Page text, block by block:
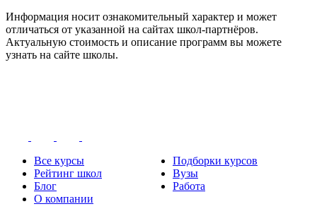
Информация носит ознакомительный характер и может
отличаться от указанной на сайтах школ-партнёров.
Актуальную стоимость и описание программ вы можете
узнать на сайте школы.
Все курсы
Подборки курсов
Рейтинг школ
Вузы
Блог
Работа
О компании